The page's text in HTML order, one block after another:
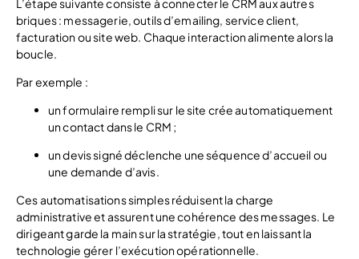
L’étape suivante consiste à connecter le CRM aux autres
briques : messagerie, outils d’emailing, service client,
facturation ou site web. Chaque interaction alimente alors la
boucle.
Par exemple :
un formulaire rempli sur le site crée automatiquement
un contact dans le CRM ;
un devis signé déclenche une séquence d’accueil ou
une demande d’avis.
Ces automatisations simples réduisent la charge
administrative et assurent une cohérence des messages. Le
dirigeant garde la main sur la stratégie, tout en laissant la
technologie gérer l’exécution opérationnelle.